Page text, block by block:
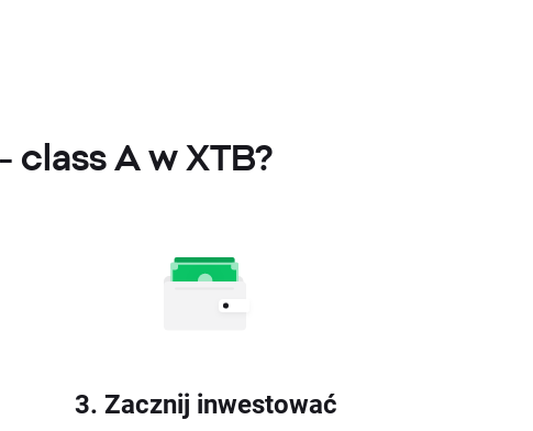
class A w XTB?
3. Zacznij inwestować